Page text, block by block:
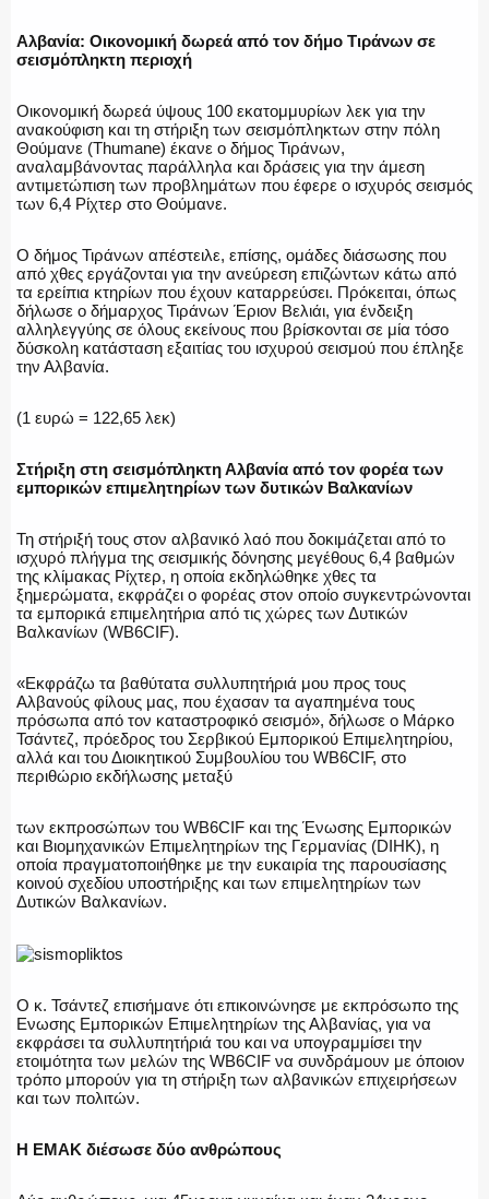
Αλβανία: Οικονομική δωρεά από τον δήμο Τιράνων σε
σεισμόπληκτη περιοχή
Οικονομική δωρεά ύψους 100 εκατομμυρίων λεκ για την
ανακούφιση και τη στήριξη των σεισμόπληκτων στην πόλη
Θούμανε (Thumane) έκανε ο δήμος Τιράνων,
αναλαμβάνοντας παράλληλα και δράσεις για την άμεση
αντιμετώπιση των προβλημάτων που έφερε ο ισχυρός σεισμός
των 6,4 Ρίχτερ στο Θούμανε.
Ο δήμος Τιράνων απέστειλε, επίσης, ομάδες διάσωσης που
από χθες εργάζονται για την ανεύρεση επιζώντων κάτω από
τα ερείπια κτηρίων που έχουν καταρρεύσει. Πρόκειται, όπως
δήλωσε ο δήμαρχος Τιράνων Έριον Βελιάι, για ένδειξη
αλληλεγγύης σε όλους εκείνους που βρίσκονται σε μία τόσο
δύσκολη κατάσταση εξαιτίας του ισχυρού σεισμού που έπληξε
την Αλβανία.
(1 ευρώ = 122,65 λεκ)
Στήριξη στη σεισμόπληκτη Αλβανία από τον φορέα των
εμπορικών επιμελητηρίων των δυτικών Βαλκανίων
Τη στήριξή τους στον αλβανικό λαό που δοκιμάζεται από το
ισχυρό πλήγμα της σεισμικής δόνησης μεγέθους 6,4 βαθμών
της κλίμακας Ρίχτερ, η οποία εκδηλώθηκε χθες τα
ξημερώματα, εκφράζει ο φορέας στον οποίο συγκεντρώνονται
τα εμπορικά επιμελητήρια από τις χώρες των Δυτικών
Βαλκανίων (WB6CIF).
«Εκφράζω τα βαθύτατα συλλυπητήριά μου προς τους
Αλβανούς φίλους μας, που έχασαν τα αγαπημένα τους
πρόσωπα από τον καταστροφικό σεισμό», δήλωσε ο Μάρκο
Τσάντεζ, πρόεδρος του Σερβικού Εμπορικού Επιμελητηρίου,
αλλά και του Διοικητικού Συμβουλίου του WB6CIF, στο
περιθώριο εκδήλωσης μεταξύ
των εκπροσώπων του WB6CIF και της Ένωσης Εμπορικών
και Βιομηχανικών Επιμελητηρίων της Γερμανίας (DIHK), η
οποία πραγματοποιήθηκε με την ευκαιρία της παρουσίασης
κοινού σχεδίου υποστήριξης και των επιμελητηρίων των
Δυτικών Βαλκανίων.
Ο κ. Τσάντεζ επισήμανε ότι επικοινώνησε με εκπρόσωπο της
Ενωσης Εμπορικών Επιμελητηρίων της Αλβανίας, για να
εκφράσει τα συλλυπητήριά του και να υπογραμμίσει την
ετοιμότητα των μελών της WB6CIF να συνδράμουν με όποιον
τρόπο μπορούν για τη στήριξη των αλβανικών επιχειρήσεων
και των πολιτών.
Η ΕΜΑΚ διέσωσε δύο ανθρώπους